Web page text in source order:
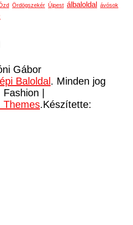
Ördögszekér Újpest álbaloldal
ávósok
Gábor
Baloldal . Minden jog
|
Themes.Készítette: